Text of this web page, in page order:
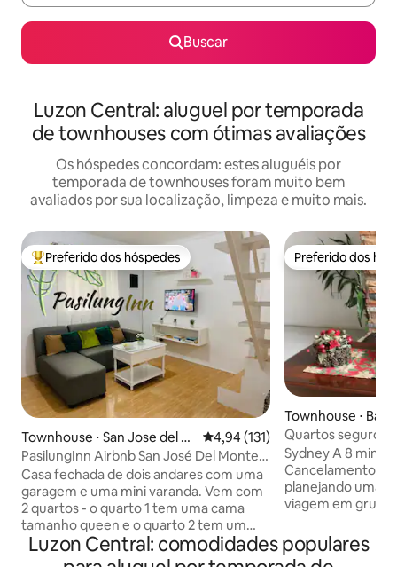
Buscar
Luzon Central: aluguel por temporada
de townhouses com ótimas avaliações
Os hóspedes concordam: estes aluguéis por
temporada de townhouses foram muito bem
avaliados por sua localização, limpeza e muito mais.
Entre os melhores preferidos dos hóspedes
Preferido dos hóspedes
Townhouse ⋅ San Jose del M
onte City
4,94 de uma avaliação média de
4,94 (131)
PasilungInn Airbnb San José Del Monte
Bulacan
Casa fechada de dois andares com uma
garagem e uma mini varanda. Vem com
2 quartos - o quarto 1 tem uma cama
tamanho queen e o quarto 2 tem um
beliche duplo. Todos os quartos são com
ar-condicionado tipo split. A área da sala
Preferido dos
Preferido dos
Townhouse ⋅
Quartos seguros
pessoas/
3 banheiros
Sydney A 8 minutos do Burnham Park.
Cancelamento gratuito
planejando uma
viagem em grupo
chuvas. Você
a qualquer
Luzon Central: comodidades populares